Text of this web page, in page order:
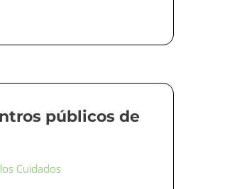
públicos de
Cuidados